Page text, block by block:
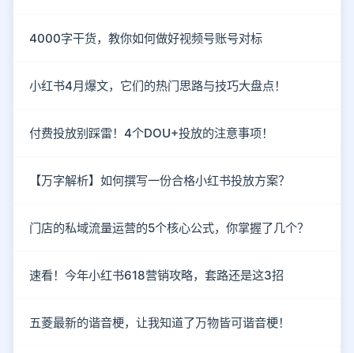
4000字干货，教你如何做好视频号账号对标
小红书4月爆文，它们的热门思路与技巧大盘点！
付费投放别踩雷！4个DOU+投放的注意事项！
【万字解析】如何撰写一份合格小红书投放方案？
门店的私域流量运营的5个核心公式，你掌握了几个？
速看！今年小红书618营销攻略，套路还是这3招
五菱最新的谐音梗，让我知道了万物皆可谐音梗！